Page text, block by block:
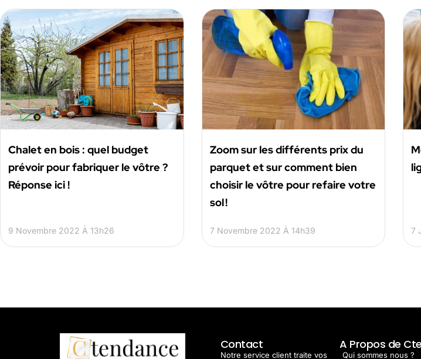
Chalet en bois : quel budget
prévoir pour fabriquer le vôtre ?
Réponse ici !
9 Novembre 2022 À 13h26
Zoom sur les différents prix du
parquet et sur comment bien
choisir le vôtre pour refaire votre
sol !
7 Novembre 2022 À 14h39 7
Contact
Notre service client traite vos
A Propos de
Qui sommes nous ?